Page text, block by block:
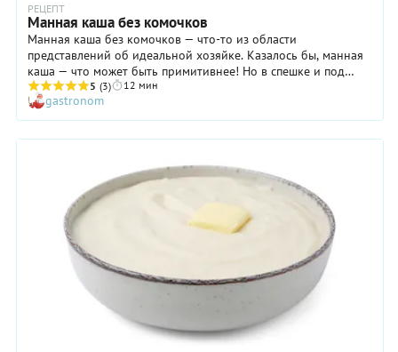
РЕЦЕПТ
Манная каша без комочков
Манная каша без комочков — что-то из области
представлений об идеальной хозяйке. Казалось бы, манная
каша — что может быть примитивнее! Но в спешке и под
влиянием кулинарного самомнения мы допускаем ошибки и
получаем в итоге нечто комковато-невразумительное.
Оставим в стороне тех, кому дороги комочки в манной
каше, как теплые воспоминания о детсадовском счастье
вас постанывать от удовольствия во время еды. Но секрет
тут не только в правильном приготовлении и большом
количестве сливочек и масла, а в том, что каша по нашему
рецепту отлично сочетается с самыми разными вкусными
продуктами — от груши до ветчины. Вот возможные добавки
к манной каше: 1) мелкие кубики ветчины + шарики
моцареллы; 2) груша + голубика + ванильный сахар; 3)
кубики персиков или абрикосов + рубленый миндаль; 4)
раскрошенный голубой сыр + виноград; 5) тертый пармезан
или овечий сыр + тимьян… Список можно продолжать
бесконечно. Как видите, манная каша при желании может
стать изысканным деликатесом.
5 (3) 12 мин
gastronom